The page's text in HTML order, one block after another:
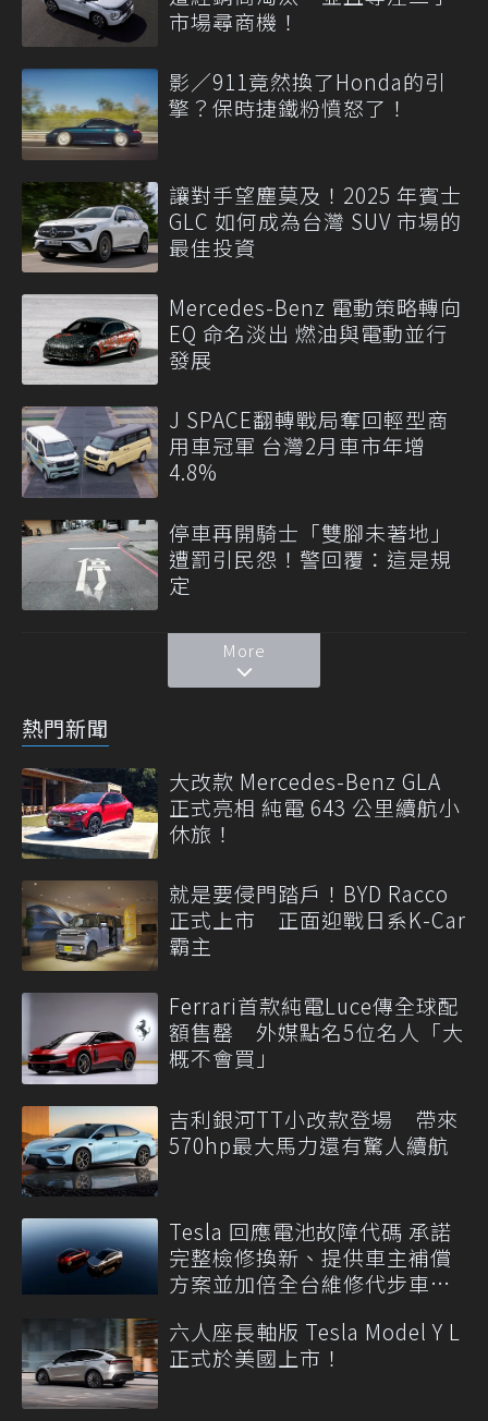
市場尋商機！
影／911竟然換了Honda的引
擎？保時捷鐵粉憤怒了！
讓對手望塵莫及！2025 年賓士
GLC 如何成為台灣 SUV 市場的
最佳投資
Mercedes-Benz 電動策略轉向
EQ 命名淡出 燃油與電動並行
發展
J SPACE翻轉戰局奪回輕型商
用車冠軍 台灣2月車市年增
4.8%
停車再開騎士「雙腳未著地」
遭罰引民怨！警回覆：這是規
定
More
熱門新聞
大改款 Mercedes-Benz GLA
正式亮相 純電 643 公里續航小
休旅！
就是要侵門踏戶！BYD Racco
正式上市 正面迎戰日系K-Car
霸主
Ferrari首款純電Luce傳全球配
額售罄 外媒點名5位名人「大
概不會買」
吉利銀河TT小改款登場 帶來
570hp最大馬力還有驚人續航
Tesla 回應電池故障代碼 承諾
完整檢修換新、提供車主補償
方案並加倍全台維修代步車數
六人座長軸版 Tesla Model Y L
正式於美國上市！